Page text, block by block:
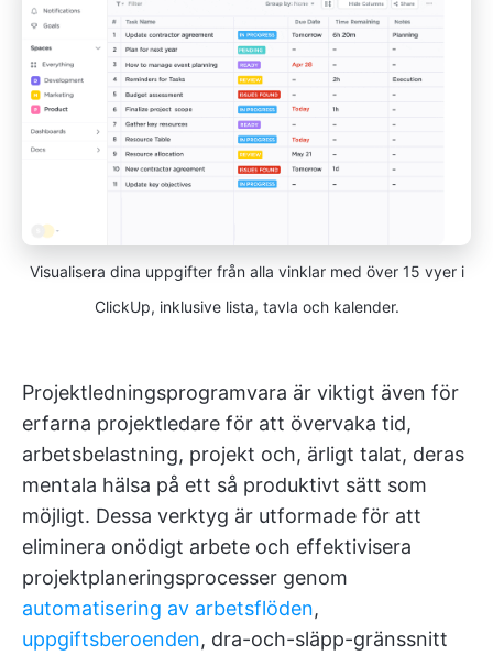
Visualisera dina uppgifter från alla vinklar med över 15 vyer i
ClickUp, inklusive lista, tavla och kalender.
Projektledningsprogramvara är viktigt även för
erfarna projektledare för att övervaka tid,
arbetsbelastning, projekt och, ärligt talat, deras
mentala hälsa på ett så produktivt sätt som
möjligt. Dessa verktyg är utformade för att
eliminera onödigt arbete och effektivisera
projektplaneringsprocesser genom
automatisering av arbetsflöden,
uppgiftsberoenden, dra-och-släpp-gränssnitt